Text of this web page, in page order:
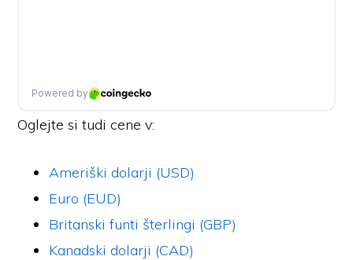
Oglejte si tudi cene v:
Ameriški dolarji (USD)
Euro (EUD)
Britanski funti šterlingi (GBP)
Kanadski dolarji (CAD)